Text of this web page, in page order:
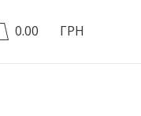
0.00 ГРН